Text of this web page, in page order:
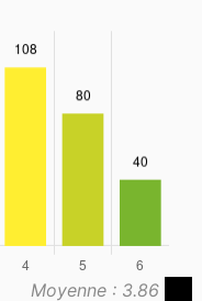
Moyenne : 3.86